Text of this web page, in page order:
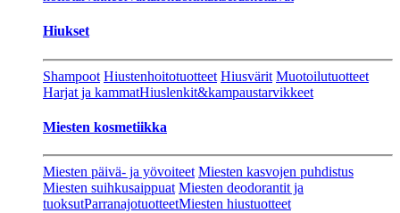
Hiukset
Shampoot Hiustenhoitotuotteet Hiusvärit Muotoilutuotteet
Harjat ja kammatHiuslenkit&kampaustarvikkeet
Miesten kosmetiikka
Miesten päivä- ja yövoiteet Miesten kasvojen puhdistus
Miesten suihkusaippuat Miesten deodorantit ja
tuoksutParranajotuotteetMiesten hiustuotteet